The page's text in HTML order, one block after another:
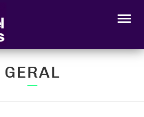
GERAL